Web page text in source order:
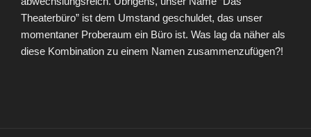
Theaterbüro” ist dem Umstand geschuldet, das unser
momentaner Proberaum ein Büro ist. Was lag da näher als
diese Kombination zu einem Namen zusammenzufügen?!